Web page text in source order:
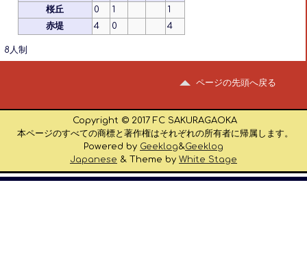
桜丘 0 1
1
赤堤
4 0 4
8人制
ページの先頭へ戻る
Copyright © 2017 FC SAKURAGAOKA
本ページのすべての商標と著作権はそれぞれの所有者に帰属します。
Powered by Geeklog&Geeklog
Japanese & Theme by White Stage